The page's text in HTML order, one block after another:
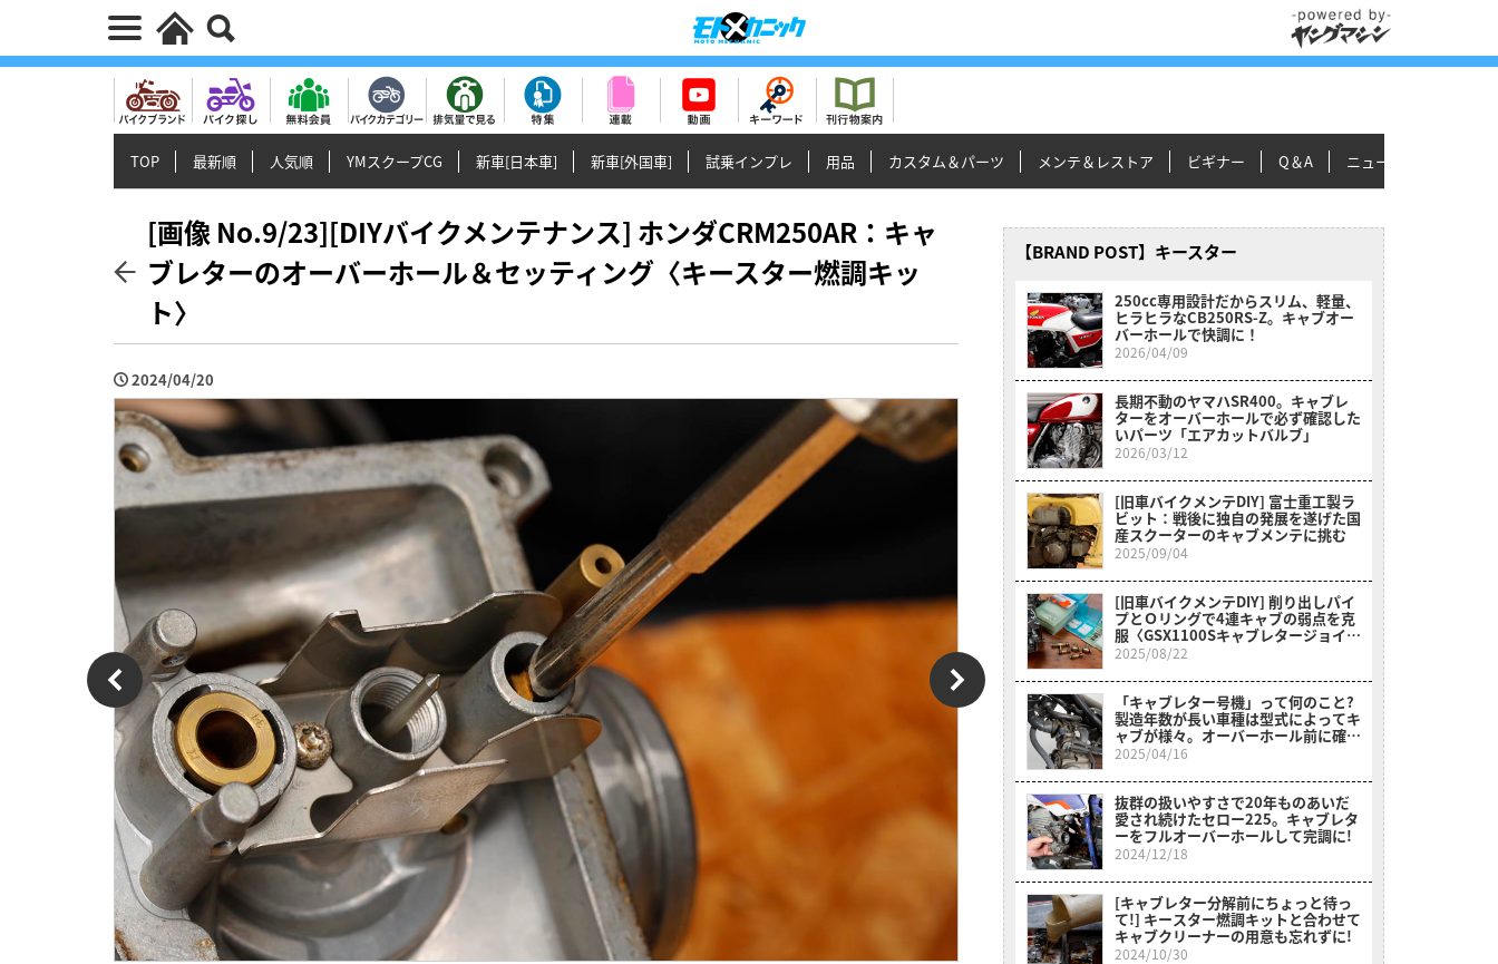
TOP 最新順 人気順 YMスクープCG 新車[日本車] 新車[外国車] 試乗インプレ 用品 カスタム＆パーツ メンテ＆レストア ビギナー Q＆A ニュース＆トピックス
[画像 No.9/23][DIYバイクメンテナンス] ホンダCRM250AR：キャ
ブレターのオーバーホール＆セッティング〈キースター燃調キッ
ト〉
2024/04/20
【BRAND POST】キースター
250cc専用設計だからスリム、軽量、
ヒラヒラなCB250RS-Z。キャブオー
バーホールで快調に！
2026/04/09
長期不動のヤマハSR400。キャブレ
ターをオーバーホールで必ず確認した
いパーツ「エアカットバルブ」
2026/03/12
[旧車バイクメンテDIY] 富士重工製ラ
ビット：戦後に独自の発展を遂げた国
産スクーターのキャブメンテに挑む
2025/09/04
[旧車バイクメンテDIY] 削り出しパイ
プとＯリングで4連キャブの弱点を克
服〈GSX1100Sキャブレタージョイン
トセット〉
2025/08/22
「キャブレター号機」って何のこと?
製造年数が長い車種は型式によってキ
ャブが様々。オーバーホール前に確認
を〈MD50郵政カブ〉
2025/04/16
抜群の扱いやすさで20年ものあいだ
愛され続けたセロー225。キャブレタ
ーをフルオーバーホールして完調に!
2024/12/18
[キャブレター分解前にちょっと待っ
て!] キースター燃調キットと合わせて
キャブクリーナーの用意も忘れずに!
2024/10/30